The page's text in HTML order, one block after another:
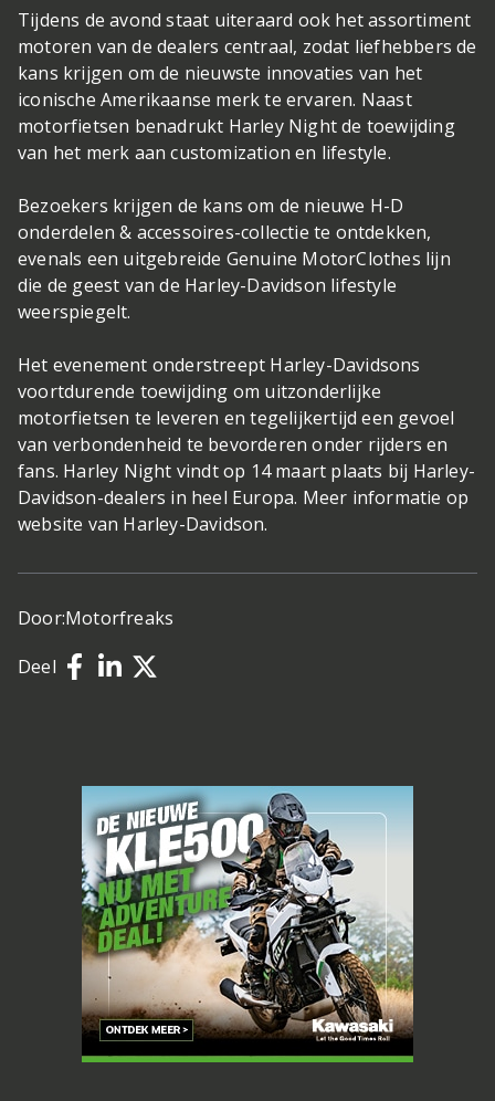
Tijdens de avond staat uiteraard ook het assortiment
motoren van de dealers centraal, zodat liefhebbers de
kans krijgen om de nieuwste innovaties van het
iconische Amerikaanse merk te ervaren. Naast
motorfietsen benadrukt Harley Night de toewijding
van het merk aan customization en lifestyle.
Bezoekers krijgen de kans om de nieuwe H-D
onderdelen & accessoires-collectie te ontdekken,
evenals een uitgebreide Genuine MotorClothes lijn
die de geest van de Harley-Davidson lifestyle
weerspiegelt.
Het evenement onderstreept Harley-Davidsons
voortdurende toewijding om uitzonderlijke
motorfietsen te leveren en tegelijkertijd een gevoel
van verbondenheid te bevorderen onder rijders en
fans. Harley Night vindt op 14 maart plaats bij Harley-
Davidson-dealers in heel Europa. Meer informatie op
website van Harley-Davidson.
Door:Motorfreaks
Deel